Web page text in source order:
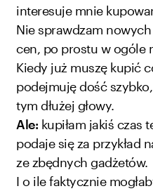
interesuje mnie
Nie sprawdzam
cen, po prostu w ogóle
Kiedy już muszę kupić
podejmuję dość
tym dłużej głowy.
Ale: kupiłam jakiś czas
podaje się za przykład
ze zbędnych gadżetów.
I o ile faktycznie